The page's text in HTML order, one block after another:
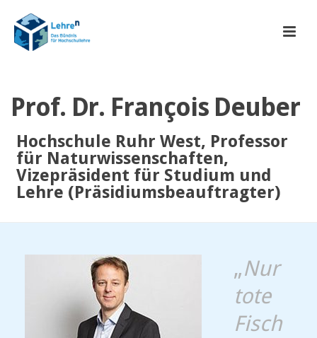
Prof. Dr. François Deuber
Hochschule Ruhr West, Professor
für Naturwissenschaften,
Vizepräsident für Studium und
Lehre (Präsidiumsbeauftragter)
„Nur
tote
Fisch